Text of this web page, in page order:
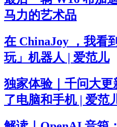
马力的艺术品
在 ChinaJoy ，我看
玩」机器人 | 爱范儿
独家体验｜千问大更
了电脑和手机 | 爱范